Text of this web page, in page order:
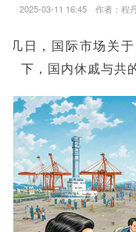
2025-03-11 16:45 作者：程
几日，国际市场关
下，国内休戚与共